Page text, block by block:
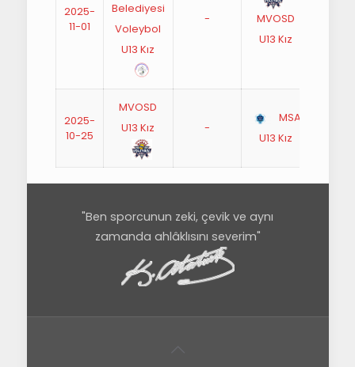
2025-
11-01
Belediyesi
Voleybol
U13 Kız
-
MVOSD
U13 Kız
2025-
10-25
MVOSD
U13 Kız
-
MSA
U13 Kız
"Ben sporcunun zeki, çevik ve aynı
zamanda ahlâklısını severim"